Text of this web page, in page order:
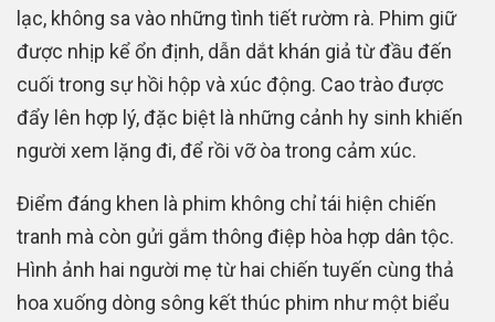
lạc, không sa vào những tình tiết rườm rà. Phim giữ
được nhịp kể ổn định, dẫn dắt khán giả từ đầu đến
cuối trong sự hồi hộp và xúc động. Cao trào được
đẩy lên hợp lý, đặc biệt là những cảnh hy sinh khiến
người xem lặng đi, để rồi vỡ òa trong cảm xúc.
Điểm đáng khen là phim không chỉ tái hiện chiến
tranh mà còn gửi gắm thông điệp hòa hợp dân tộc.
Hình ảnh hai người mẹ từ hai chiến tuyến cùng thả
hoa xuống dòng sông kết thúc phim như một biểu